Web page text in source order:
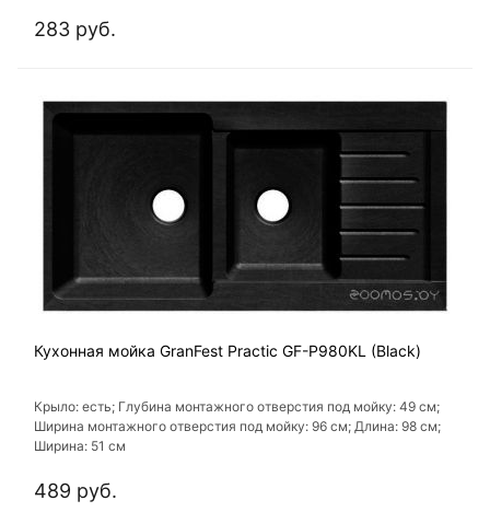
283 руб.
Кухонная мойка GranFest Practic GF-P980KL (Black)
Крыло: есть; Глубина монтажного отверстия под мойку: 49 см;
Ширина монтажного отверстия под мойку: 96 см; Длина: 98 см;
Ширина: 51 см
489 руб.